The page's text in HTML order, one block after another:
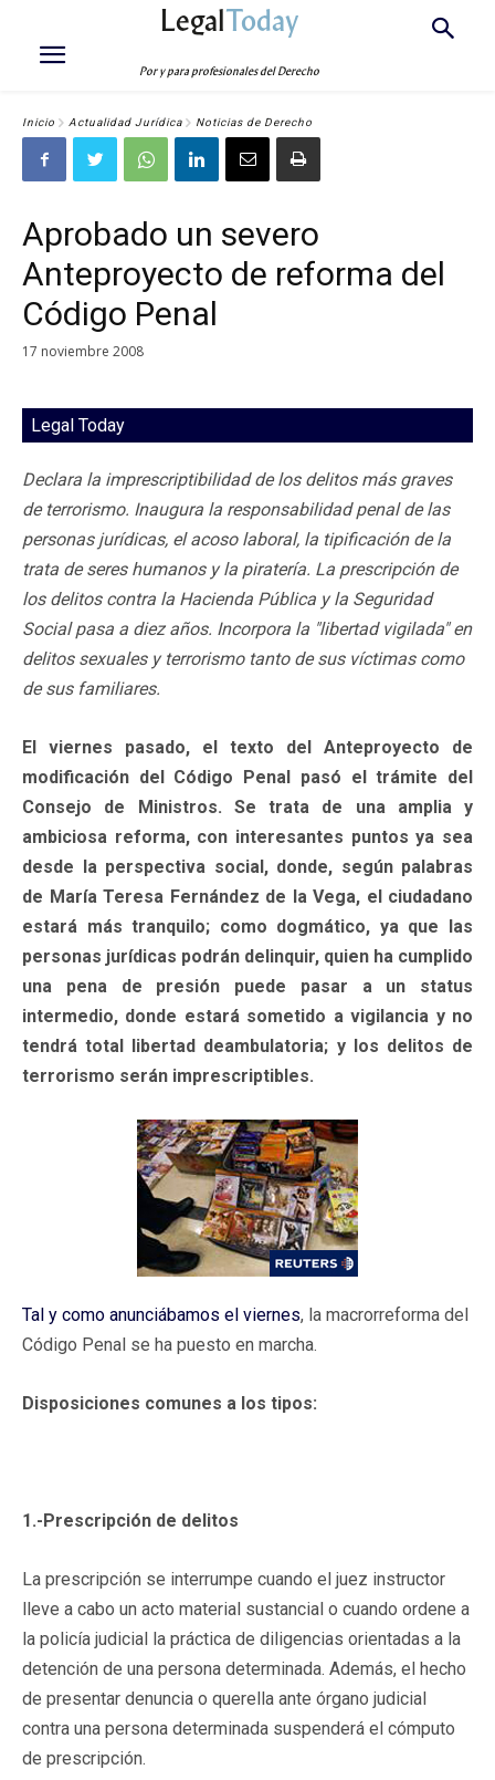
LegalToday
Por y para profesionales del Derecho
Inicio Actualidad Jurídica Noticias de Derecho
Aprobado un severo
Anteproyecto de reforma del
Código Penal
17 noviembre 2008
Legal Today
Declara la imprescriptibilidad de los delitos más graves
de terrorismo. Inaugura la responsabilidad penal de las
personas jurídicas, el acoso laboral, la tipificación de la
trata de seres humanos y la piratería. La prescripción de
los delitos contra la Hacienda Pública y la Seguridad
Social pasa a diez años. Incorpora la "libertad vigilada" en
delitos sexuales y terrorismo tanto de sus víctimas como
de sus familiares.
El viernes pasado, el texto del Anteproyecto de
modificación del Código Penal pasó el trámite del
Consejo de Ministros. Se trata de una amplia y
ambiciosa reforma, con interesantes puntos ya sea
desde la perspectiva social, donde, según palabras
de María Teresa Fernández de la Vega, el ciudadano
estará más tranquilo; como dogmático, ya que las
personas jurídicas podrán delinquir, quien ha cumplido
una pena de presión puede pasar a un status
intermedio, donde estará sometido a vigilancia y no
tendrá total libertad deambulatoria; y los delitos de
terrorismo serán imprescriptibles.
Tal y como anunciábamos el viernes, la macrorreforma del
Código Penal se ha puesto en marcha.
Disposiciones comunes a los tipos:
1.-Prescripción de delitos
La prescripción se interrumpe cuando el juez instructor
lleve a cabo un acto material sustancial o cuando ordene a
la policía judicial la práctica de diligencias orientadas a la
detención de una persona determinada. Además, el hecho
de presentar denuncia o querella ante órgano judicial
contra una persona determinada suspenderá el cómputo
de prescripción.